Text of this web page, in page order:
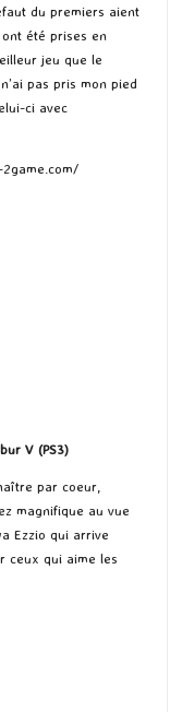
du premiers aient
été prises en
jeu que le
pas pris mon pied
ci avec
V (PS3)
par coeur,
magnifique au vue
Ezzio qui arrive
ceux qui aime les